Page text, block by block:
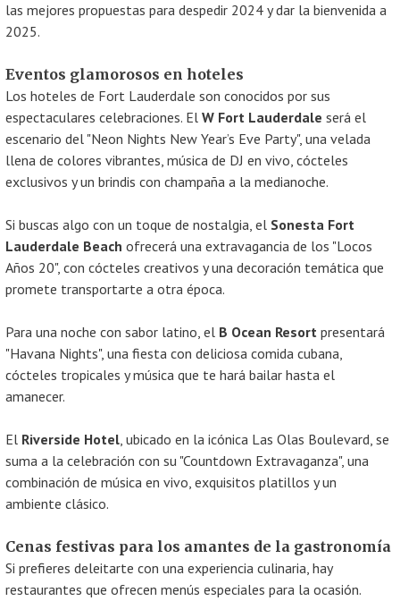
las mejores propuestas para despedir 2024 y dar la bienvenida a
2025.
Eventos glamorosos en hoteles
Los hoteles de Fort Lauderdale son conocidos por sus
espectaculares celebraciones. El W Fort Lauderdale será el
escenario del "Neon Nights New Year’s Eve Party", una velada
llena de colores vibrantes, música de DJ en vivo, cócteles
exclusivos y un brindis con champaña a la medianoche.
Si buscas algo con un toque de nostalgia, el Sonesta Fort
Lauderdale Beach ofrecerá una extravagancia de los "Locos
Años 20", con cócteles creativos y una decoración temática que
promete transportarte a otra época.
Para una noche con sabor latino, el B Ocean Resort presentará
"Havana Nights", una fiesta con deliciosa comida cubana,
cócteles tropicales y música que te hará bailar hasta el
amanecer.
El Riverside Hotel, ubicado en la icónica Las Olas Boulevard, se
suma a la celebración con su "Countdown Extravaganza", una
combinación de música en vivo, exquisitos platillos y un
ambiente clásico.
Cenas festivas para los amantes de la gastronomía
Si prefieres deleitarte con una experiencia culinaria, hay
restaurantes que ofrecen menús especiales para la ocasión.